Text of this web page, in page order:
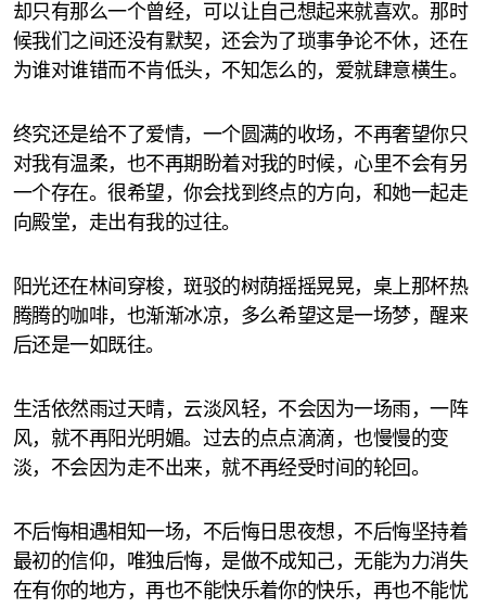
却只有那么一个曾经，可以让自己想起来就喜欢。那时
候我们之间还没有默契，还会为了琐事争论不休，还在
为谁对谁错而不肯低头，不知怎么的，爱就肆意横生。
终究还是给不了爱情，一个圆满的收场，不再奢望你只
对我有温柔，也不再期盼着对我的时候，心里不会有另
一个存在。很希望，你会找到终点的方向，和她一起走
向殿堂，走出有我的过往。
阳光还在林间穿梭，斑驳的树荫摇摇晃晃，桌上那杯热
腾腾的咖啡，也渐渐冰凉，多么希望这是一场梦，醒来
后还是一如既往。
生活依然雨过天晴，云淡风轻，不会因为一场雨，一阵
风，就不再阳光明媚。过去的点点滴滴，也慢慢的变
淡，不会因为走不出来，就不再经受时间的轮回。
不后悔相遇相知一场，不后悔日思夜想，不后悔坚持着
最初的信仰，唯独后悔，是做不成知己，无能为力消失
在有你的地方，再也不能快乐着你的快乐，再也不能忧